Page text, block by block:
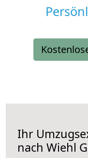
Ihr
nach Wiehl